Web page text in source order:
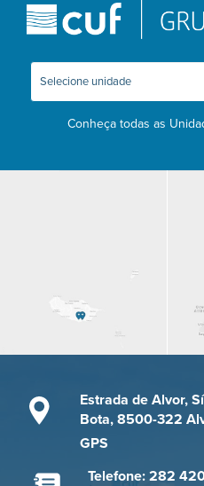
Conheça todas as
Estrada de Alvor,
Bota, 8500-322
GPS
Telefone: 282